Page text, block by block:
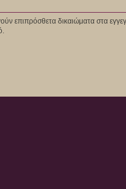
επιπρόσθετα δικαιώματα στα